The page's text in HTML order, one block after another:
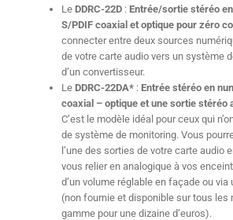
Le DDRC-22D : Entrée/sortie stéréo
S/PDIF coaxial et optique pour zéro
connecter entre deux sources
de votre carte audio vers un système
d’un convertisseur.
Le DDRC-22DA* : Entrée stéréo en
coaxial – optique et une sortie stéréo
C’est le modèle idéal pour ceux qui
de système de monitoring. Vous
l’une des sorties de votre carte audio
vous relier en analogique à vos
d’un volume réglable en façade ou
(non fournie et disponible sur tous les
gamme pour une dizaine d’euros).